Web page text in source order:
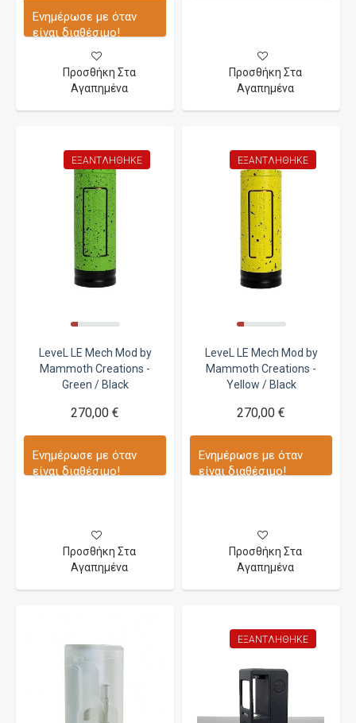
Ενημέρωσε με όταν
είναι διαθέσιμο!
Προσθήκη Στα
Αγαπημένα
Προσθήκη Στα
Αγαπημένα
ΕΞΑΝΤΛΉΘΗΚΕ
LeveL LE Mech Mod by
Mammoth Creations -
Green / Black
270,00 €
Ενημέρωσε με όταν
είναι διαθέσιμο!
Προσθήκη Στα
Αγαπημένα
ΕΞΑΝΤΛΉΘΗΚΕ
LeveL LE Mech Mod by
Mammoth Creations -
Yellow / Black
270,00 €
Ενημέρωσε με όταν
είναι διαθέσιμο!
Προσθήκη Στα
Αγαπημένα
ΕΞΑΝΤΛΉΘΗΚΕ